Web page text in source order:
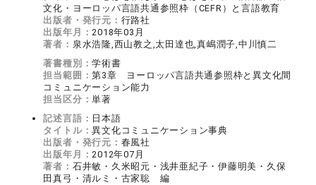
文化・ヨーロッパ言語共通参照枠（CEFR）と言語教育
出版者・発行元： 行路社
出版年月：2018年03月
著者： 泉水浩隆,西山教之,太田達也,真嶋潤子,中川慎二
著書種別：学術書
担当範囲：第3章 ヨーロッパ言語共通参照枠と異文化間
コミュニケーション能力
担当区分：単著
記述言語： 日本語
タイトル：異文化コミュニケーション事典
出版者・発行元： 春風社
出版年月：2012年07月
著者： 石井敏・久米昭元・浅井亜紀子・伊藤明美・久保
田真弓・清ルミ・古家聡 編